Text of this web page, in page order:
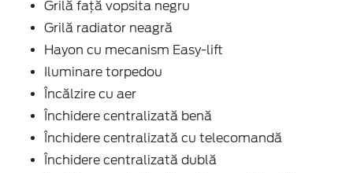
Grilă față vopsita negru
Grilă radiator neagră
Hayon cu mecanism Easy-lift
Iluminare torpedou
Încălzire cu aer
Închidere centralizată benă
Închidere centralizată cu telecomandă
Închidere centralizată dublă